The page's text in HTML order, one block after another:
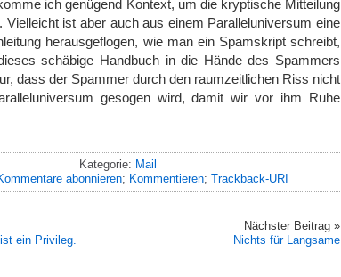
ich genügend Kontext, um die kryptische Mitteilung
Vielleicht ist aber auch aus einem Paralleluniversum eine
herausgeflogen, wie man ein Spamskript schreibt,
schäbige Handbuch in die Hände des Spammers
dass der Spammer durch den raumzeitlichen Riss nicht
gesogen wird, damit wir vor ihm Ruhe
Kategorie: Mail
abonnieren; Kommentieren; Trackback-URI
ein Privileg.
Nächster Beitrag »
Nichts für Langsame